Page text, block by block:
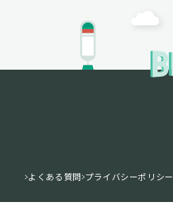
よくある質問 プライバシーポリシー